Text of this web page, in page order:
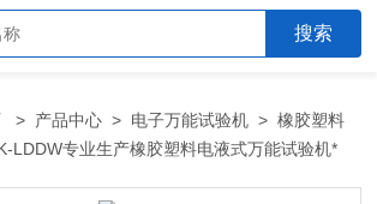
> 产品中心 > 电子万能试验机 >橡胶塑料
LDDW专业生产橡胶塑料电液式万能试验机*